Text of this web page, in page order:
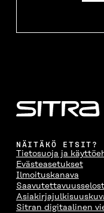
NÄITÄKÖ ETSIT?
Tietosuoja ja
Evästeasetukset
Ilmoituskanava
Sitran digitaalinen